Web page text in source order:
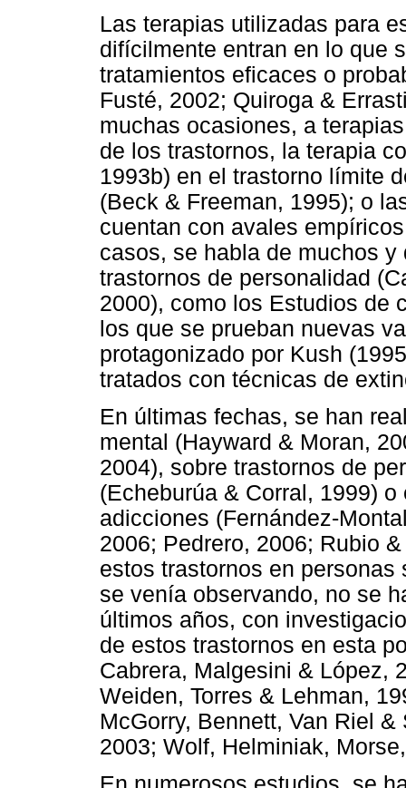
Las terapias utilizadas para
difícilmente entran en lo que
tratamientos eficaces o
Fusté, 2002; Quiroga &
muchas ocasiones, a
de los trastornos, la terapia
1993b) en el trastorno límite
(Beck & Freeman, 1995); o
cuentan con avales
casos, se habla de muchos
trastornos de personalidad
2000), como los Estudios de
los que se prueban nuevas
protagonizado por Kush
tratados con técnicas de
En últimas fechas, se han
mental (Hayward & Moran,
2004), sobre trastornos de
(Echeburúa & Corral, 1999)
adicciones (Fernández-
2006; Pedrero, 2006; Rubio
estos trastornos en
se venía observando, no se
últimos años, con
de estos trastornos en esta
Cabrera, Malgesini & López,
Weiden, Torres & Lehman,
McGorry, Bennett, Van Riel
2003; Wolf, Helminiak,